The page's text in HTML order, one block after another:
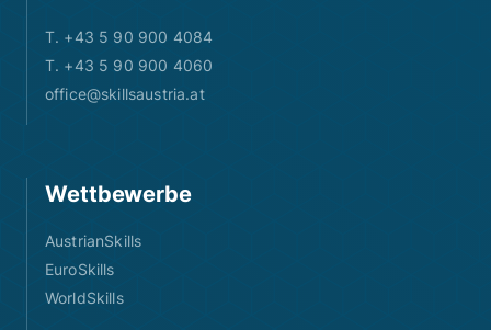
T. +43 5 90 900 4084
T. +43 5 90 900 4060
office@skillsaustria.at
Wettbewerbe
AustrianSkills
EuroSkills
WorldSkills